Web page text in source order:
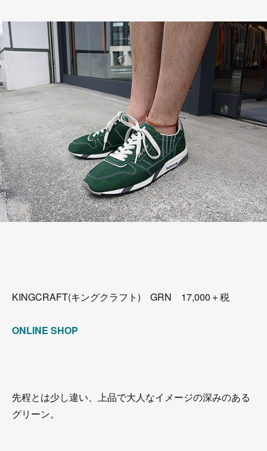
KINGCRAFT(キングクラフト) GRN 17,000＋税
ONLINE SHOP
先程とは少し違い、上品で大人なイメージの深みのある
グリーン。